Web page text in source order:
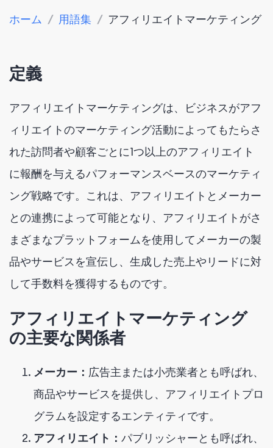
ホーム / 用語集 / アフィリエイトマーケティング
定義
アフィリエイトマーケティングは、ビジネスがアフ
ィリエイトのマーケティング活動によってもたらさ
れた訪問者や顧客ごとに1つ以上のアフィリエイト
に報酬を与えるパフォーマンスベースのマーケティ
ング戦略です。これは、アフィリエイトとメーカー
との連携によって可能となり、アフィリエイトがさ
まざまなプラットフォームを使用してメーカーの製
品やサービスを宣伝し、生成した売上やリードに対
して手数料を獲得するものです。
アフィリエイトマーケティング
の主要な関係者
メーカー： 広告主または小売業者とも呼ばれ、
商品やサービスを提供し、アフィリエイトプロ
グラムを設定するエンティティです。
アフィリエイト： パブリッシャーとも呼ばれ、